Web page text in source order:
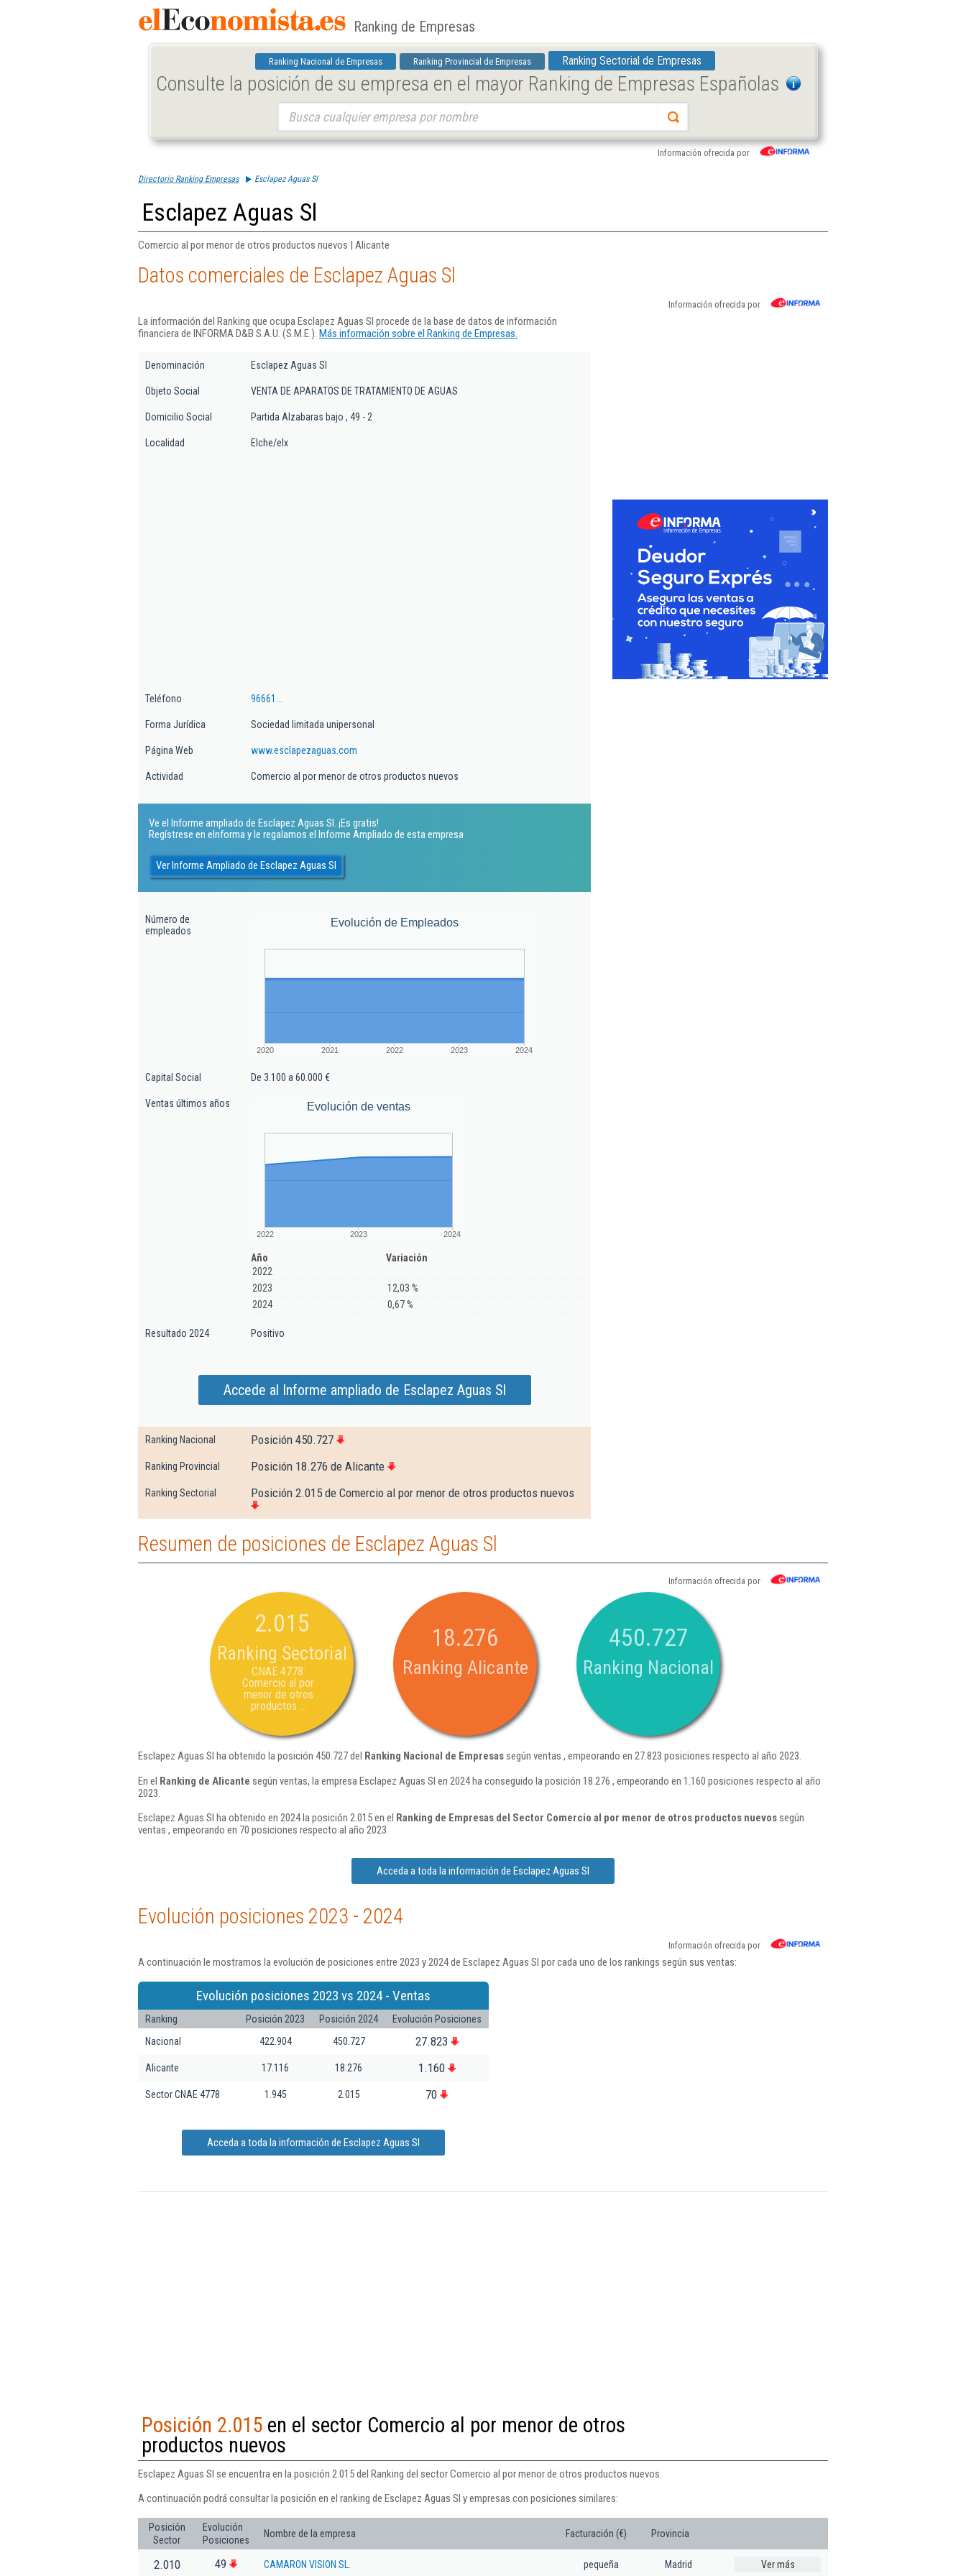
Ranking de Empresas
Ranking Nacional de Empresas Ranking Provincial de Empresas Ranking Sectorial de Empresas
Consulte la posición de su empresa en el mayor Ranking de Empresas Españolas
Información ofrecida por
Directorio Ranking Empresas Esclapez Aguas Sl
Esclapez Aguas Sl
Comercio al por menor de otros productos nuevos | Alicante
Datos comerciales de Esclapez Aguas Sl
Información ofrecida por
La información del Ranking que ocupa Esclapez Aguas Sl procede de la base de datos de información
financiera de INFORMA D&B S.A.U. (S.M.E.). Más información sobre el Ranking de Empresas.
Denominación Esclapez Aguas Sl
Objeto Social VENTA DE APARATOS DE TRATAMIENTO DE AGUAS
Domicilio Social Partida Alzabaras bajo , 49 - 2
Localidad Elche/elx
Teléfono 96661...
Forma Jurídica Sociedad limitada unipersonal
Página Web www.esclapezaguas.com
Actividad Comercio al por menor de otros productos nuevos
Ve el Informe ampliado de Esclapez Aguas Sl. ¡Es gratis!
Regístrese en eInforma y le regalamos el Informe Ampliado de esta empresa
Ver Informe Ampliado de Esclapez Aguas Sl
Número de
empleados
Evolución de Empleados
2020 2021 2022 2023 2024
Capital Social De 3.100 a 60.000 €
Ventas últimos años Evolución de ventas
2022 2023 2024
Año
Variación
2022
2023
12,03 %
2024
0,67 %
Resultado 2024 Positivo
Accede al Informe ampliado de Esclapez Aguas Sl
Ranking Nacional Posición 450.727
Ranking Provincial Posición 18.276 de Alicante
Ranking Sectorial Posición 2.015 de Comercio al por menor de otros productos nuevos
Resumen de posiciones de Esclapez Aguas Sl
Información ofrecida por
2.015
Ranking Sectorial
CNAE 4778:
Comercio al por
menor de otros
productos ...
18.276
Ranking Alicante
450.727
Ranking Nacional
Esclapez Aguas Sl ha obtenido la posición 450.727 del Ranking Nacional de Empresassegún ventas , empeorando en 27.823 posiciones respecto al año 2023.
En el Ranking de Alicante según ventas, la empresa Esclapez Aguas Sl en 2024 ha conseguido la posición 18.276 , empeorando en 1.160 posiciones respecto al año
2023.
Esclapez Aguas Sl ha obtenido en 2024 la posición 2.015 en el Ranking de Empresas del Sector Comercio al por menor de otros productos nuevossegún
ventas , empeorando en 70 posiciones respecto al año 2023.
Acceda a toda la información de Esclapez Aguas Sl
Evolución posiciones 2023 - 2024
Información ofrecida por
A continuación le mostramos la evolución de posiciones entre 2023 y 2024 de Esclapez Aguas Sl por cada uno de los rankings según sus ventas:
Evolución posiciones 2023 vs 2024 - Ventas
Ranking Posición 2023 Posición 2024
Evolución Posiciones
Nacional
422.904 450.727 27.823
Alicante 17.116 18.276 1.160
Sector CNAE 4778 1.945 2.015 70
Acceda a toda la información de Esclapez Aguas Sl
Posición 2.015 en el sector Comercio al por menor de otros
productos nuevos
Esclapez Aguas Sl se encuentra en la posición 2.015 del Ranking del sector Comercio al por menor de otros productos nuevos.
A continuación podrá consultar la posición en el ranking de Esclapez Aguas Sl y empresas con posiciones similares:
Posición
Sector
Evolución
Posiciones
Nombre de la empresa Facturación (€) Provincia
2.010 49 CAMARON VISION SL. pequeña Madrid Ver más